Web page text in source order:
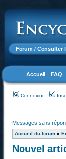
Forum / Consulter
Accueil FAQ
Connexion
Messages sans
Accueil du forum »
Nouvel